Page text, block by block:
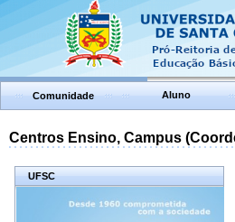
Comunidade Aluno
Centros Ensino, Campus
UFSC